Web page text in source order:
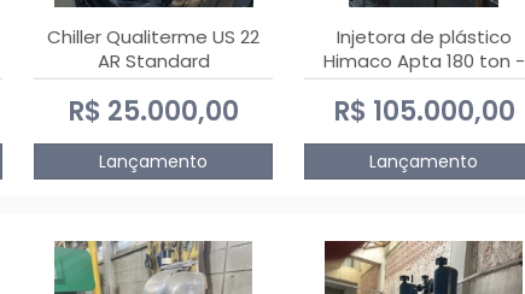
Chiller Qualiterme US 22
AR Standard
R$ 25.000,00
Lançamento
Injetora de plástico
Himaco Apta 180 ton -
2010
R$ 105.000,00
Lançamento